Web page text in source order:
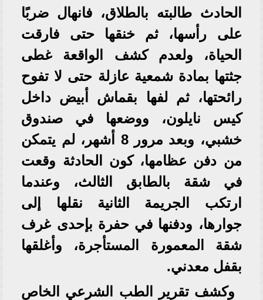
الحادث طالبته بالطلاق، فانهال ضربًا
على رأسها، ثم خنقها حتى فارقت
الحياة، ولعدم كشف الواقعة غطى
جثتها بمادة شمعية عازلة حتى لا تفوح
رائحتها، ثم لفها بقماش أبيض داخل
كيس نايلون، ووضعها في صندوق
خشبي، وبعد مرور 8 أشهر، لم يتمكن
من دفن عظامها، كون الحادثة وقعت
في شقة بالطابق الثالث، وعندما
ارتكب الجريمة الثانية نقلها إلى
جوارها، ودفنها في حفرة بإحدى غرف
شقة المعمورة المستأجرة، وأغلقها
بقفل معدني.
وكشف تقرير الطب الشرعي الخاص